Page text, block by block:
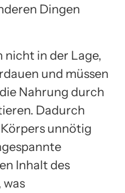
Dingen
nicht in der Lage,
und müssen
Nahrung durch
Dadurch
unnötig
Inhalt des